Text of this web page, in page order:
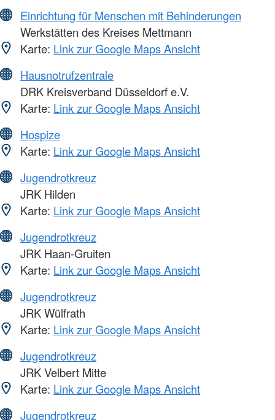
Einrichtung für Menschen mit Behinderungen
Werkstätten des Kreises Mettmann
Karte: Link zur Google Maps Ansicht
Hausnotrufzentrale
DRK Kreisverband Düsseldorf e.V.
Karte: Link zur Google Maps Ansicht
Hospize
Karte: Link zur Google Maps Ansicht
Jugendrotkreuz
JRK Hilden
Karte: Link zur Google Maps Ansicht
Jugendrotkreuz
JRK Haan-Gruiten
Karte: Link zur Google Maps Ansicht
Jugendrotkreuz
JRK Wülfrath
Karte: Link zur Google Maps Ansicht
Jugendrotkreuz
JRK Velbert Mitte
Karte: Link zur Google Maps Ansicht
Jugendrotkreuz